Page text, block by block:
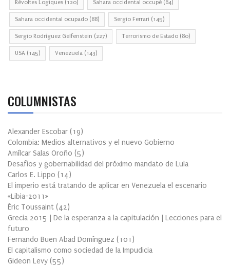
Révoltes Logiques (120) Sahara occidental occupé (64)
Sahara occidental ocupado (88) Sergio Ferrari (145)
Sergio Rodríguez Gelfenstein (227) Terrorismo de Estado (80)
USA (145) Venezuela (143)
COLUMNISTAS
Alexander Escobar (19)
Colombia: Medios alternativos y el nuevo Gobierno
Amílcar Salas Oroño (5)
Desafíos y gobernabilidad del próximo mandato de Lula
Carlos E. Lippo (14)
El imperio está tratando de aplicar en Venezuela el escenario
«Libia-2011»
Éric Toussaint (42)
Grecia 2015 | De la esperanza a la capitulación | Lecciones para el
futuro
Fernando Buen Abad Domínguez (101 )
El capitalismo como sociedad de la Impudicia
Gideon Levy (55)